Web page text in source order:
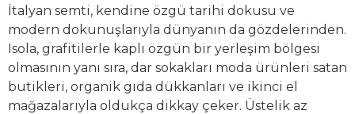
İtalyan semti, kendine özgü tarihi dokusu ve
modern dokunuşlarıyla dünyanın da gözdelerinden.
Isola, grafitilerle kaplı özgün bir yerleşim bölgesi
olmasının yanı sıra, dar sokakları moda ürünleri satan
butikleri, organik gıda dükkanları ve ikinci el
mağazalarıyla oldukça dikkay çeker. Üstelik az